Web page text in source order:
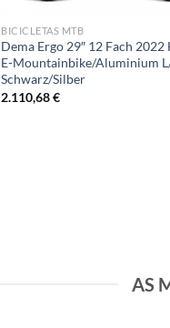
BICICLETAS MTB
Dema Ergo 29″ 12 Fach 2022
E-Mountainbike/Aluminium
Schwarz/Silber
2.110,68€
AS